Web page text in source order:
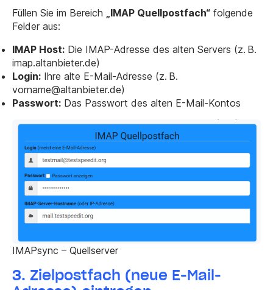
Füllen Sie im Bereich „IMAP Quellpostfach“ folgende
Felder aus:
IMAP Host: Die IMAP-Adresse des alten Servers (z. B.
imap.altanbieter.de)
Login: Ihre alte E-Mail-Adresse (z. B.
vorname@altanbieter.de)
Passwort: Das Passwort des alten E-Mail-Kontos
IMAPsync – Quellserver
3. Zielpostfach (neue E-Mail-